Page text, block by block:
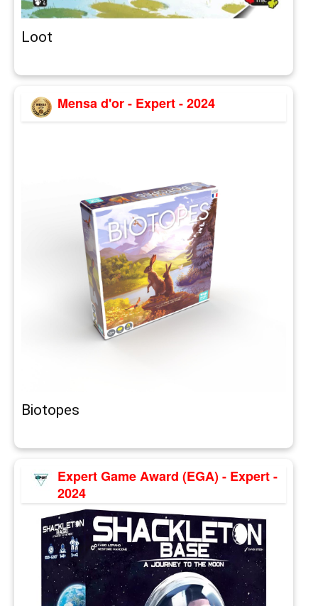
Loot
Mensa d'or - Expert - 2024
Biotopes
Expert Game Award (EGA) - Expert -
2024